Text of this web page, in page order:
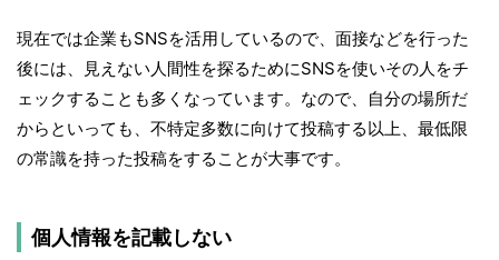
現在では企業もSNSを活用しているので、面接などを行った
後には、見えない人間性を探るためにSNSを使いその人をチ
ェックすることも多くなっています。なので、自分の場所だ
からといっても、不特定多数に向けて投稿する以上、最低限
の常識を持った投稿をすることが大事です。
個人情報を記載しない